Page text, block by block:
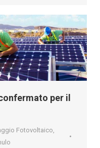
per il
Fotovoltaico